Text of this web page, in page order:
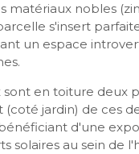
matériaux nobles
s'insert
un espace
sont en toiture deux
(coté jardin) de ces
d'une
solaires au sein de